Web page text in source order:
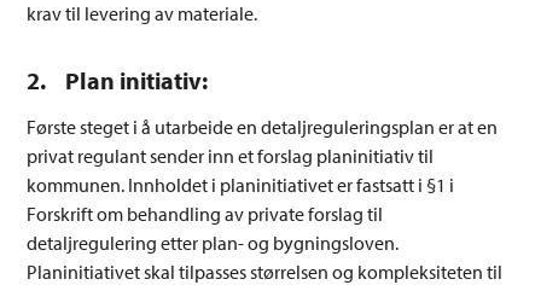
krav til levering av materiale.
2. Plan initiativ:
Første steget i å utarbeide en detaljreguleringsplan er at en
privat regulant sender inn et forslag planinitiativ til
kommunen. Innholdet i planinitiativet er fastsatt i §1 i
Forskrift om behandling av private forslag til
detaljregulering etter plan- og bygningsloven.
Planinitiativet skal tilpasses størrelsen og kompleksiteten til